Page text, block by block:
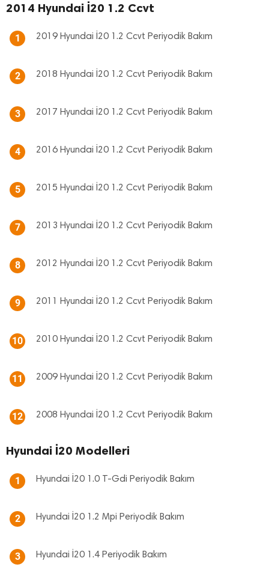
2014 Hyundai İ20 1.2 Ccvt
1 2019 Hyundai İ20 1.2 Ccvt Periyodik Bakım
2 2018 Hyundai İ20 1.2 Ccvt Periyodik Bakım
3 2017 Hyundai İ20 1.2 Ccvt Periyodik Bakım
4 2016 Hyundai İ20 1.2 Ccvt Periyodik Bakım
5 2015 Hyundai İ20 1.2 Ccvt Periyodik Bakım
7 2013 Hyundai İ20 1.2 Ccvt Periyodik Bakım
8 2012 Hyundai İ20 1.2 Ccvt Periyodik Bakım
9 2011 Hyundai İ20 1.2 Ccvt Periyodik Bakım
10 2010 Hyundai İ20 1.2 Ccvt Periyodik Bakım
11 2009 Hyundai İ20 1.2 Ccvt Periyodik Bakım
12 2008 Hyundai İ20 1.2 Ccvt Periyodik Bakım
Hyundai İ20 Modelleri
1 Hyundai İ20 1.0 T-Gdi Periyodik Bakım
2 Hyundai İ20 1.2 Mpi Periyodik Bakım
3 Hyundai İ20 1.4 Periyodik Bakım